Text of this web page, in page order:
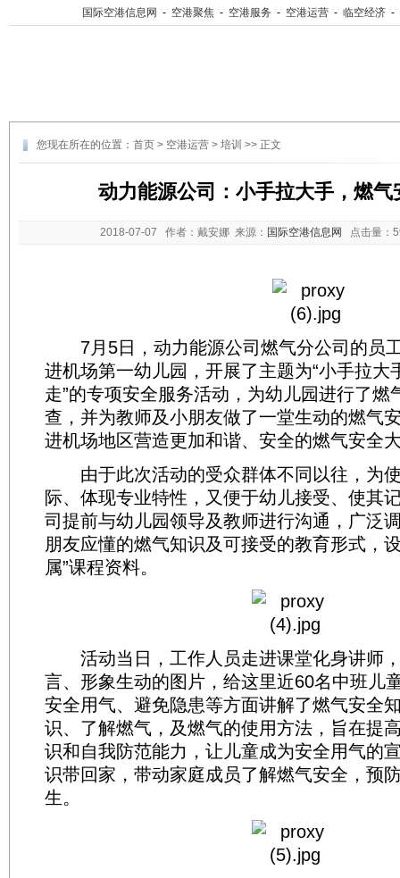
国际空港信息网 - 空港聚焦 - 空港服务 - 空港运营 - 临空经济 -
您现在所在的位置： 首页 > 空港运营 > 培训 >> 正文
动力能源公司：小手拉大手，燃气
2018-07-07 作者：戴安娜 来源： 国际空港信息网 点击量：
7月5日，动力能源公司燃气分公司的员
进机场第一幼儿园，开展了主题为“小手拉大
走”的专项安全服务活动，为幼儿园进行了燃
查，并为教师及小朋友做了一堂生动的燃气
进机场地区营造更加和谐、安全的燃气安全
由于此次活动的受众群体不同以往，为
际、体现专业特性，又便于幼儿接受、使其
司提前与幼儿园领导及教师进行沟通，广泛
朋友应懂的燃气知识及可接受的教育形式，
属”课程资料。
活动当日，工作人员走进课堂化身讲师
言、形象生动的图片，给这里近60名中班儿
安全用气、避免隐患等方面讲解了燃气安全
识、了解燃气，及燃气的使用方法，旨在提
识和自我防范能力，让儿童成为安全用气的
识带回家，带动家庭成员了解燃气安全，预
生。